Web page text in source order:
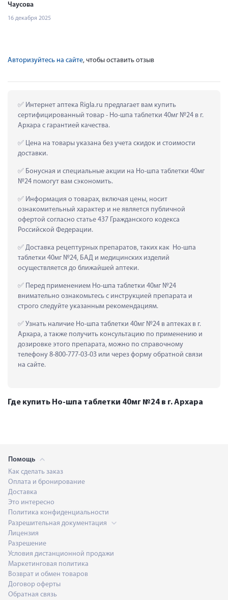
Чаусова
16 декабря 2025
Авторизуйтесь на сайте, чтобы оставить отзыв
Интернет аптека Rigla.ru предлагает вам купить
сертифицированный товар - Но-шпа таблетки 40мг №24 в г.
Архара с гарантией качества.
Цена на товары указана без учета скидок и стоимости
доставки.
Бонусная и специальные акции на Но-шпа таблетки 40мг
№24 помогут вам сэкономить.
Информация о товарах, включая цены, носит
ознакомительный характер и не является публичной
офертой согласно статье 437 Гражданского кодекса
Российской Федерации.
Доставка рецептурных препаратов, таких как  Но-шпа
таблетки 40мг №24, БАД и медицинских изделий
осуществляется до ближайшей аптеки.
Перед применением Но-шпа таблетки 40мг №24
внимательно ознакомьтесь с инструкцией препарата и
строго следуйте указанным рекомендациям.
Узнать наличие Но-шпа таблетки 40мг №24 в аптеках в г.
Архара, а также получить консультацию по применению и
дозировке этого препарата, можно по справочному
телефону 8-800-777-03-03 или через форму обратной связи
на сайте.
Где купить Но-шпа таблетки 40мг №24 в г. Архара
Помощь
Как сделать заказ
Оплата и бронирование
Доставка
Это интересно
Политика конфиденциальности
Разрешительная документация
Лицензия
Разрешение
Условия дистанционной продажи
Маркетинговая политика
Возврат и обмен товаров
Договор оферты
Обратная связь